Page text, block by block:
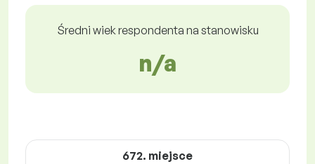
Średni wiek respondenta na stanowisku
n/a
672. miejsce